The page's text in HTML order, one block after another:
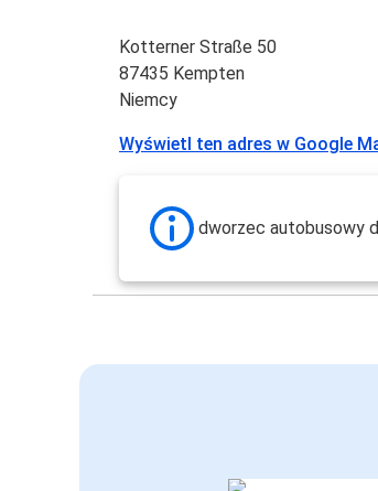
Kotterner Straße 50
87435 Kempten
Niemcy
Wyświetl ten adres w Google
dworzec autobusowy